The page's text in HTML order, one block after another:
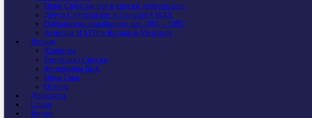
Први Свјeтски рат и српски добровољци
Други Свјетски рат и геноцид у НДХ
Одбрамбено отаџбински рат 1991 – 1995
Агресија НАТО и Косово и Метохија
Регион
Хрватска
Република Српска
Федерација БиХ
Црна Гора
Остало
Дијаспора
Спорт
Видео